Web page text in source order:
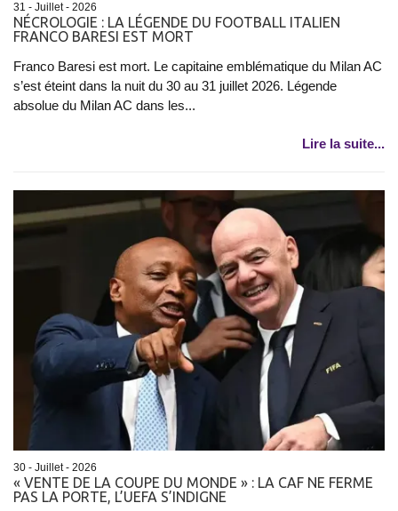
31 - Juillet - 2026
NÉCROLOGIE : LA LÉGENDE DU FOOTBALL ITALIEN
FRANCO BARESI EST MORT
Franco Baresi est mort. Le capitaine emblématique du Milan AC
s’est éteint dans la nuit du 30 au 31 juillet 2026. Légende
absolue du Milan AC dans les...
Lire la suite...
30 - Juillet - 2026
« VENTE DE LA COUPE DU MONDE » : LA CAF NE FERME
PAS LA PORTE, L’UEFA S’INDIGNE